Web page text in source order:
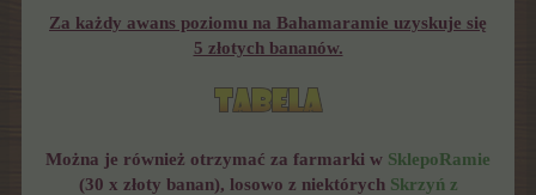
Za każdy awans poziomu na Bahamaramie uzyskuje się
5 złotych bananów.
Można je również otrzymać za farmarki w SklepoRamie
(30 x złoty banan), losowo z niektórych Skrzyń z